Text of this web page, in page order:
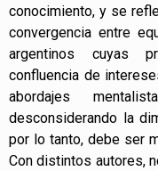
conocimiento, y se
convergencia entre
argentinos cuyas
confluencia de
abordajes
desconsiderando la
por lo tanto, debe ser
Con distintos autores,